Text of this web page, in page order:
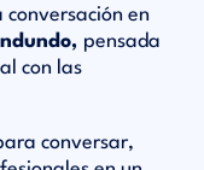
conversación en
pensada
con las
conversar,